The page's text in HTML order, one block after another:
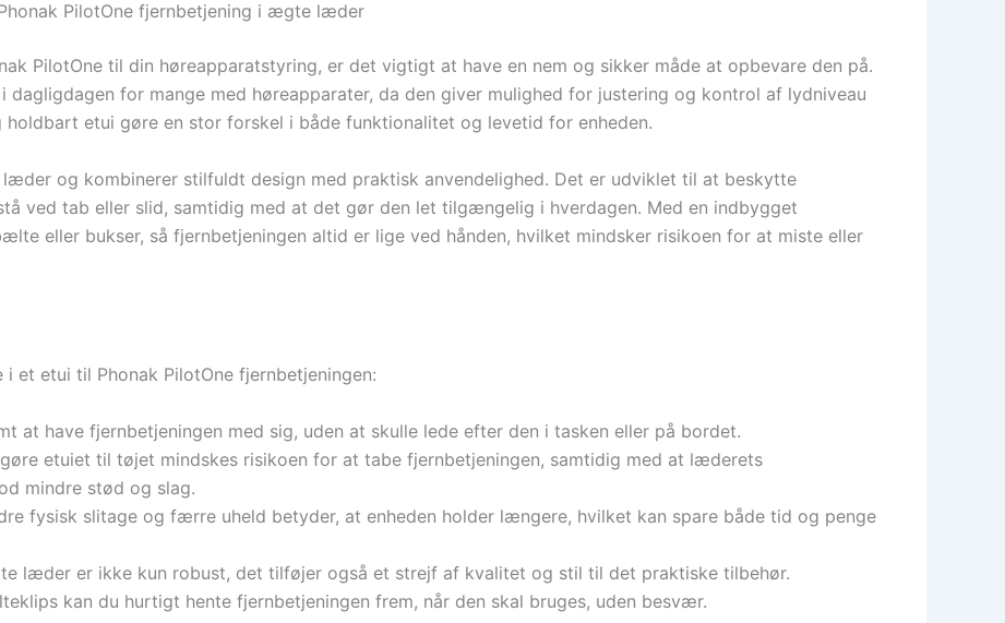
PilotOne fjernbetjening i ægte læder
PilotOne til din høreapparatstyring, er det vigtigt at have en nem og sikker måde at opbevare den på.
dagligdagen for mange med høreapparater, da den giver mulighed for justering og kontrol af lydniveau
etui gøre en stor forskel i både funktionalitet og levetid for enheden.
og kombinerer stilfuldt design med praktisk anvendelighed. Det er udviklet til at beskytte
ved tab eller slid, samtidig med at det gør den let tilgængelig i hverdagen. Med en indbygget
eller bukser, så fjernbetjeningen altid er lige ved hånden, hvilket mindsker risikoen for at miste eller
et etui til Phonak PilotOne fjernbetjeningen:
at have fjernbetjeningen med sig, uden at skulle lede efter den i tasken eller på bordet.
etuiet til tøjet mindskes risikoen for at tabe fjernbetjeningen, samtidig med at læderets
mindre stød og slag.
fysisk slitage og færre uheld betyder, at enheden holder længere, hvilket kan spare både tid og penge
læder er ikke kun robust, det tilføjer også et strejf af kvalitet og stil til det praktiske tilbehør.
kan du hurtigt hente fjernbetjeningen frem, når den skal bruges, uden besvær.